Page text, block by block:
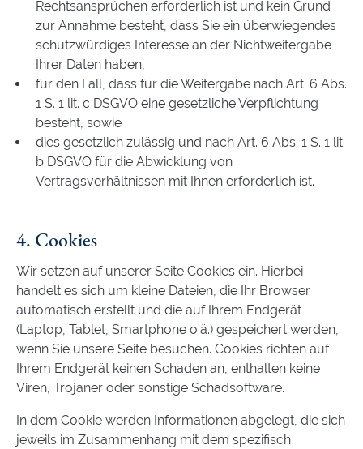
Rechtsansprüchen erforderlich ist und kein Grund
zur Annahme besteht, dass Sie ein überwiegendes
schutzwürdiges Interesse an der Nichtweitergabe
Ihrer Daten haben,
für den Fall, dass für die Weitergabe nach Art. 6 Abs.
1 S. 1 lit. c DSGVO eine gesetzliche Verpflichtung
besteht, sowie
dies gesetzlich zulässig und nach Art. 6 Abs. 1 S. 1 lit.
b DSGVO für die Abwicklung von
Vertragsverhältnissen mit Ihnen erforderlich ist.
4. Cookies
Wir setzen auf unserer Seite Cookies ein. Hierbei
handelt es sich um kleine Dateien, die Ihr Browser
automatisch erstellt und die auf Ihrem Endgerät
(Laptop, Tablet, Smartphone o.ä.) gespeichert werden,
wenn Sie unsere Seite besuchen. Cookies richten auf
Ihrem Endgerät keinen Schaden an, enthalten keine
Viren, Trojaner oder sonstige Schadsoftware.
In dem Cookie werden Informationen abgelegt, die sich
jeweils im Zusammenhang mit dem spezifisch